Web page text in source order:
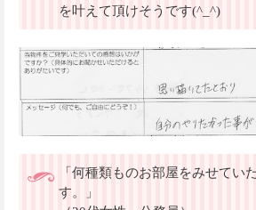
を叶えて頂けそうです(^_^)
「何種類ものお部屋をみせてい
す。」